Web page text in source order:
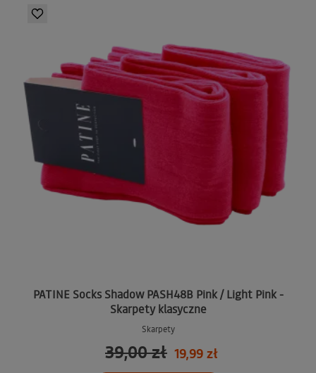
PATINE Socks Shadow PASH48B Pink / Light Pink -
Skarpety klasyczne
Skarpety
39,00 zł 19,99 zł